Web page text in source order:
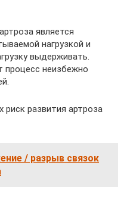
является
нагрузкой и
выдерживать.
процесс неизбежно
развития артроза
/ разрыв связок